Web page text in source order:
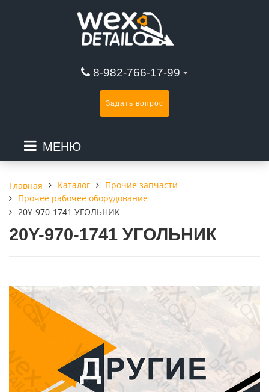
8-982-766-17-99
Задать вопрос
МЕНЮ
Главная Каталог
Прочие запчасти
Прочее рабочее оборудование
20Y-970-1741 УГОЛЬНИК
20Y-970-1741 УГОЛЬНИК